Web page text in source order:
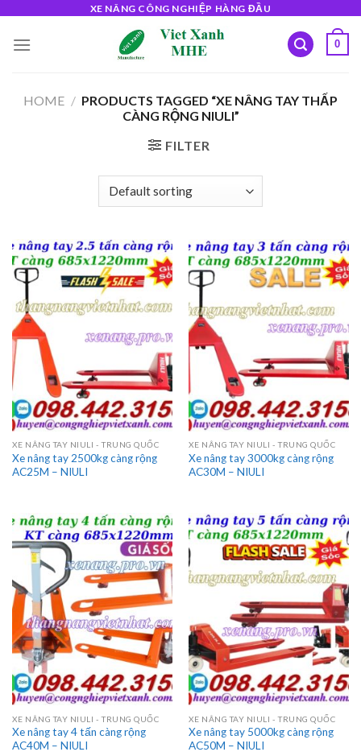
content
XE NÂNG CÔNG NGHIỆP HÀNG ĐẦU
0
HOME / PRODUCTS TAGGED “XE NÂNG TAY THẤP
CÀNG RỘNG NIULI”
FILTER
XE NÂNG TAY NIULI - TRUNG QUỐC
Xe nâng tay 2500kg càng rộng
AC25M – NIULI
XE NÂNG TAY NIULI - TRUNG QUỐC
Xe nâng tay 3000kg càng rộng
AC30M – NIULI
XE NÂNG TAY NIULI - TRUNG QUỐC
Xe nâng tay 4 tấn càng rộng
AC40M – NIULI
XE NÂNG TAY NIULI - TRUNG QUỐC
Xe nâng tay 5000kg càng rộng
AC50M – NIULI